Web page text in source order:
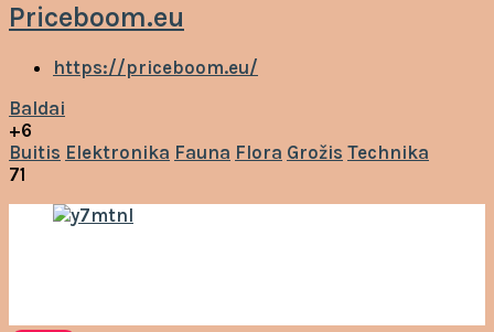
Priceboom.eu
https://priceboom.eu/
Baldai
+6
Buitis Elektronika Fauna Flora Grožis Technika
71